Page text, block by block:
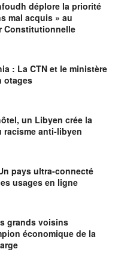
déplore la priorité
mal acquis » au
Constitutionnelle
: La CTN et le ministère
otages
un Libyen crée la
racisme anti-libyen
pays ultra-connecté
usages en ligne
grands voisins
économique de la